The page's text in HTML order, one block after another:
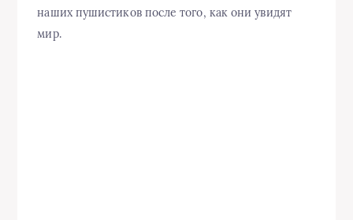
наших пушистиков после того, как они увидят
мир.